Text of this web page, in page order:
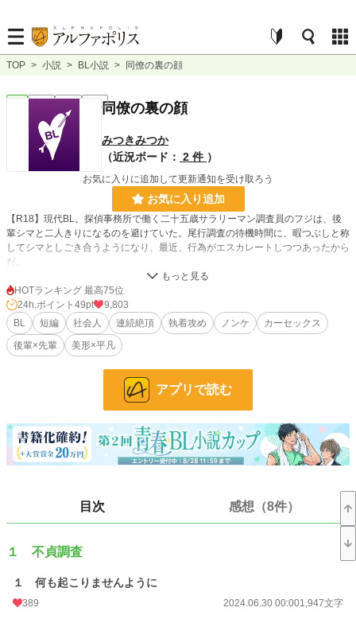
TOP > 小説 > BL小説 > 同僚の裏の顔
完結 短編 同僚の裏の顔
みつきみつか
（近況ボード： 2 件 ）
お気に入りに追加して更新通知を受け取ろう
お気に入り追加
【R18】現代BL。探偵事務所で働く二十五歳サラリーマン調査員のフジは、後
輩シマと二人きりになるのを避けていた。尾行調査の待機時間に、暇つぶしと称
してシマとしごき合うようになり、最近、行為がエスカレートしつつあったから
だ。
ある夜、一週間の張りつき仕事に疲れて車で寝ていたフジのもとに、呼んでいな
いシマがやってくる。そしてモブ男女の野外セックス現場に出くわして覗き見を
するうちに、シマが興奮してきて――。
◆要素◆
イケメン後輩執着S攻×ノンケ先輩流され受。
性描写等は※をつけます。全体的にR18。
淫語 / フェラ（攻→受、受→攻）/ 快楽堕ち / カーセックス / 一人称 / etc
◆注意事項◆
受は童貞ですが攻は経験ありです
フジ（藤） …受、25歳、160cm、平凡
小説
HOTランキング 最高75位
24h.ポイント 49pt
9,803
BL
短編 社会人 連続絶頂 執着攻め ノンケ
カーセックス
後輩×先輩
美形×平凡
アプリで読む
目次 感想（8件）
１ 不貞調査
１ 何も起こりませんように
389 2024.06.30 00:001,947文字